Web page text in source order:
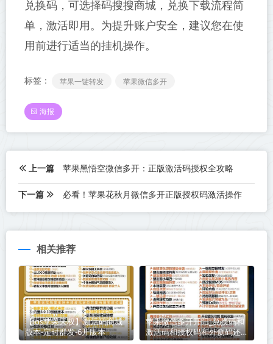
兑换码，可选择码搜搜商城，兑换下载流程简
单，激活即用。为提升账户安全，建议您在使
用前进行适当的挂机操作。
标签： 苹果一键转发 苹果微信多开
海报
上一篇 苹果黑悟空微信多开：正版激活码授权全攻略
下一篇 必看！苹果花秋月微信多开正版授权码激活操作​
相关推荐
【ios苹果天权】激活码商城
版本-定时群发-6开版本
苹果微信多开开阳_兑换码和
激活码和授权码和外侧码还有